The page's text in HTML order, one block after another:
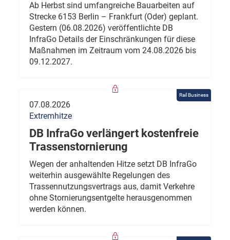
Ab Herbst sind umfangreiche Bauarbeiten auf
Strecke 6153 Berlin – Frankfurt (Oder) geplant.
Gestern (06.08.2026) veröffentlichte DB
InfraGo Details der Einschränkungen für diese
Maßnahmen im Zeitraum vom 24.08.2026 bis
09.12.2027.
Rail Business
07.08.2026
Extremhitze
DB InfraGo verlängert kostenfreie
Trassenstornierung
Wegen der anhaltenden Hitze setzt DB InfraGo
weiterhin ausgewählte Regelungen des
Trassennutzungsvertrags aus, damit Verkehre
ohne Stornierungsentgelte herausgenommen
werden können.